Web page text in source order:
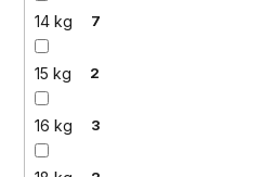
14 kg 7
15 kg 2
16 kg 3